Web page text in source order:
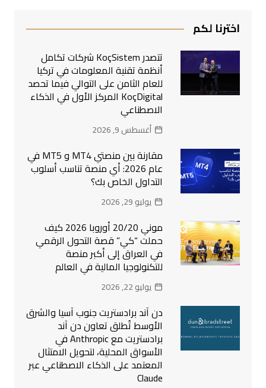
اخترنا لكم
تتصدر KoçSistem شركات تكامل
أنظمة تقنية المعلومات في تركيا
للعام الثامن على التوالي فيما تحصد
KoçDigital المركز الأول في الذكاء
الاصطناعي
أغسطس 9, 2026
مقارنة بين منصتي MT4 و MT5 في
عام 2026: أي منصة تناسب أسلوب
التداول الخاص بك؟
يوليو 29, 2026
موني 20/20 أوروبا 2026 كيف
حملت “كي” قصة التحول الرقمي
في العراق إلى أكبر منصة
للتكنولوجيا المالية في العالم
يوليو 22, 2026
دن آند برادستريت جنوب آسيا والشرق
الأوسط تُطلق تعاون دن آند
برادستريت مع Anthropic في
الأسواق المحلية، لتحويل الامتثال
المعتمد على الذكاء الاصطناعي عبر
Claude